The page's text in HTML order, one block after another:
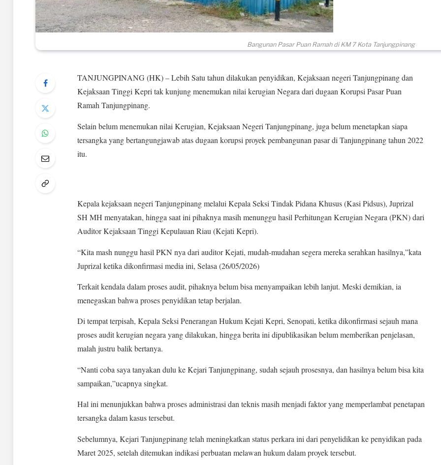
Bangunan Pasar Puan Ramah di KM 7 Kota Tanjungpinang
TANJUNGPINANG (HK) – Lebih Satu tahun dilakukan penyidikan, Kejaksaan negeri Tanjungpinang dan
Kejaksaan Tinggi Kepri tak kunjung menemukan nilai kerugian Negara dari dugaan Korupsi Pasar Puan
Ramah Tanjungpinang.
Selain belum menemukan nilai Kerugian, Kejaksaan Negeri Tanjungpinang, juga belum menetapkan siapa
tersangka yang bertangungjawab atas dugaan korupsi proyek pembangunan pasar di Tanjungpinang tahun 2022
itu.
Kepala kejaksaan negeri Tanjungpinang melalui Kepala Seksi Tindak Pidana Khusus (Kasi Pidsus), Juprizal
SH MH menyatakan, hingga saat ini pihaknya masih menunggu hasil Perhitungan Kerugian Negara (PKN) dari
Auditor Kejaksaan Tinggi Kepulauan Riau (Kejati Kepri).
“Kita mash nunggu hasil PKN nya dari auditor Kejati, mudah-mudahan segera mereka serahkan hasilnya,”kata
Juprizal ketika dikonfirmasi media ini, Selasa (26/05/2026)
Terkait kendala dalam proses audit, pihaknya belum bisa menyampaikan lebih lanjut. Meski demikian, ia
menegaskan bahwa proses penyidikan tetap berjalan.
Di tempat terpisah, Kepala Seksi Penerangan Hukum Kejati Kepri, Senopati, ketika dikonfirmasi sejauh mana
proses audit kerugian negara yang dilakukan, hingga berita ini dipublikasikan belum memberikan penjelasan,
malah justru balik bertanya.
“Nanti coba saya tanyakan dulu ke Kejari Tanjungpinang, sudah sejauh prosesnya, dan hasilnya belum bisa kita
sampaikan,”ucapnya singkat.
Hal ini menunjukkan bahwa proses administrasi dan teknis masih menjadi faktor yang memperlambat penetapan
tersangka dalam kasus tersebut.
Sebelumnya, Kejari Tanjungpinang telah meningkatkan status perkara ini dari penyelidikan ke penyidikan pada
Maret 2025, setelah ditemukan indikasi perbuatan melawan hukum dalam proyek tersebut.